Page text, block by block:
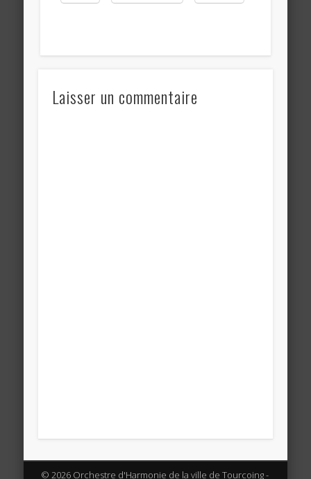
Laisser un commentaire
© 2026 Orchestre d'Harmonie de la ville de Tourcoing -